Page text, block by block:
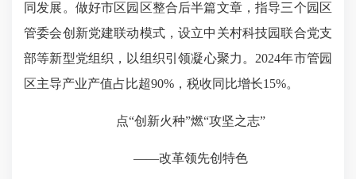
同发展。做好市区园区整合后半篇文章，指导三个园区
管委会创新党建联动模式，设立中关村科技园联合党支
部等新型党组织，以组织引领凝心聚力。2024年市管园
区主导产业产值占比超90%，税收同比增长15%。
点“创新火种”燃“攻坚之志”
——改革领先创特色